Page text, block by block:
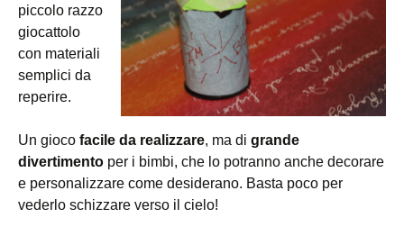
piccolo razzo
giocattolo
con materiali
semplici da
reperire.
Un gioco facile da realizzare, ma di grande
divertimento per i bimbi, che lo potranno anche decorare
e personalizzare come desiderano. Basta poco per
vederlo schizzare verso il cielo!